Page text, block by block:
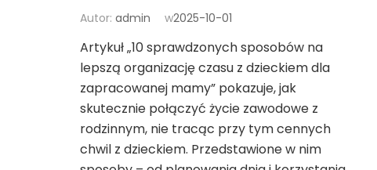
Autor: admin w2025-10-01
Artykuł „10 sprawdzonych sposobów na
lepszą organizację czasu z dzieckiem dla
zapracowanej mamy” pokazuje, jak
skutecznie połączyć życie zawodowe z
rodzinnym, nie tracąc przy tym cennych
chwil z dzieckiem. Przedstawione w nim